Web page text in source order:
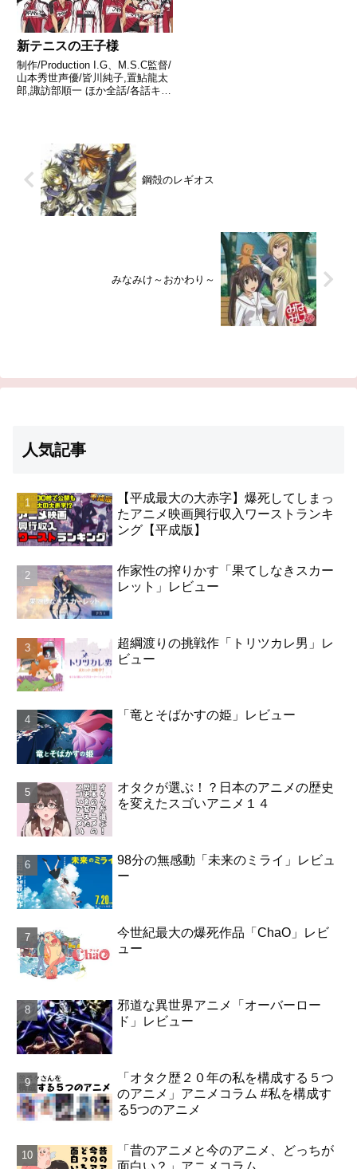
新テニスの王子様
制作/Production I.G、M.S.C監督/
山本秀世声優/皆川純子,置鮎龍太
郎,諏訪部順一 ほか全話/各話キャ
秋に始まったU-17選抜大会に特...
鋼殻のレギオス
みなみけ～おかわり～
人気記事
【平成最大の大赤字】爆死してしまっ
たアニメ映画興行収入ワーストランキ
ング【平成版】
作家性の搾りかす「果てしなきスカー
レット」レビュー
超綱渡りの挑戦作「トリツカレ男」レ
ビュー
「竜とそばかすの姫」レビュー
オタクが選ぶ！？日本のアニメの歴史
を変えたスゴいアニメ１４
98分の無感動「未来のミライ」レビュ
ー
今世紀最大の爆死作品「ChaO」レビ
ュー
邪道な異世界アニメ「オーバーロー
ド」レビュー
「オタク歴２０年の私を構成する５つ
のアニメ」アニメコラム #私を構成す
る5つのアニメ
「昔のアニメと今のアニメ、どっちが